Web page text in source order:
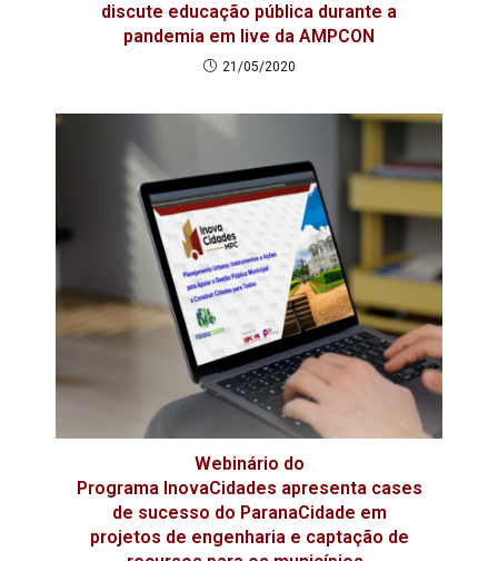
discute educação pública durante a
pandemia em live da AMPCON
21/05/2020
Webinário do
Programa InovaCidades apresenta cases
de sucesso do ParanaCidade em
projetos de engenharia e captação de